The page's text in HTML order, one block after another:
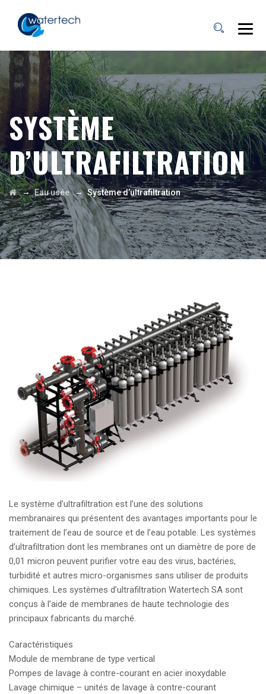
SYSTÈME
D’ULTRAFILTRATION
→Eau usée→Système d’ultrafiltration
Le système d’ultrafiltration est l’une des solutions
membranaires qui présentent des avantages importants pour le
traitement de l’eau de source et de l’eau potable. Les systèmes
d’ultrafiltration dont les membranes ont un diamètre de pore de
0,01 micron peuvent purifier votre eau des virus, bactéries,
turbidité et autres micro-organismes sans utiliser de produits
chimiques. Les systèmes d’ultrafiltration Watertech SA sont
conçus à l’aide de membranes de haute technologie des
principaux fabricants du marché.
Caractéristiques
Module de membrane de type vertical
Pompes de lavage à contre-courant en acier inoxydable
Lavage chimique – unités de lavage à contre-courant